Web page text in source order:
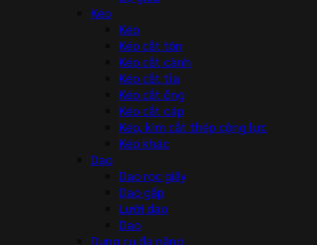
Kéo
Kéo
Kéo cắt tôn
Kéo cắt cành
Kéo cắt tỉa
Kéo cắt ống
Kéo cắt cáp
Kéo, kìm cắt thép cộng lực
Kéo khác
Dao
Dao rọc giấy
Dao gấp
Lưỡi dao
Dao
Dụng cụ đa năng